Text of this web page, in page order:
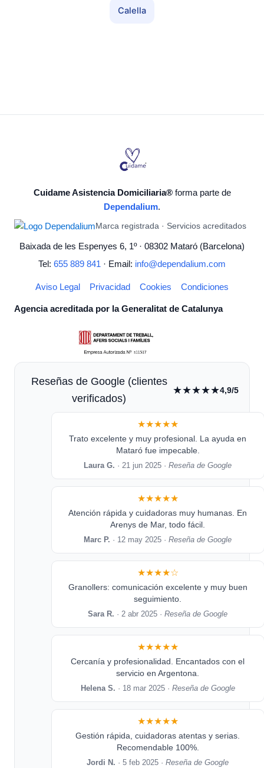
Calella
Cuidame Asistencia Domiciliaria®forma parte de
Dependalium.
Marca registrada · Servicios acreditados
Baixada de les Espenyes 6, 1º · 08302 Mataró (Barcelona)
Tel: 655 889 841 · Email: info@dependalium.com
Aviso Legal Privacidad Cookies Condiciones
Agencia acreditada por la Generalitat de Catalunya
Reseñas de Google (clientes
verificados)
★★★★★4,9/5
★★★★★
Trato excelente y muy profesional. La ayuda en
Mataró fue impecable.
Laura G. · 21 jun 2025 ·Reseña de Google
★★★★★
Atención rápida y cuidadoras muy humanas. En
Arenys de Mar, todo fácil.
Marc P. · 12 may 2025 ·Reseña de Google
★★★★☆
Granollers: comunicación excelente y muy buen
seguimiento.
Sara R. · 2 abr 2025 ·Reseña de Google
★★★★★
Cercanía y profesionalidad. Encantados con el
servicio en Argentona.
Helena S. · 18 mar 2025 · Reseña de Google
★★★★★
Gestión rápida, cuidadoras atentas y serias.
Recomendable 100%.
Jordi N. · 5 feb 2025 ·Reseña de Google